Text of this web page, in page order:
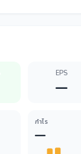
EPS
—
กำไร
—